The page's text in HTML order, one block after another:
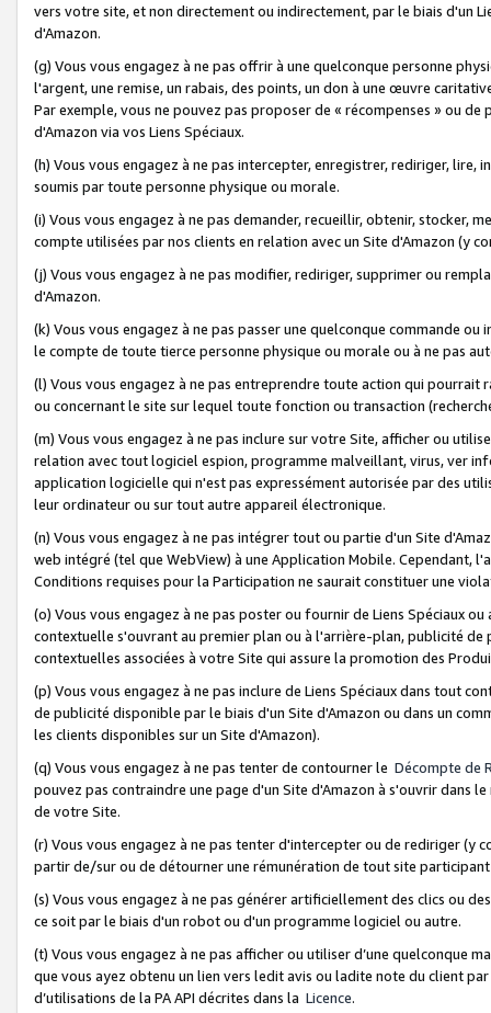
vers votre site, et non directement ou indirectement, par le biais d'un
d'Amazon.
(g) Vous vous engagez à ne pas offrir à une quelconque personne
l'argent, une remise, un rabais, des points, un don à une œuvre
Par exemple, vous ne pouvez pas proposer de « récompenses » ou
d'Amazon via vos Liens Spéciaux.
(h) Vous vous engagez à ne pas intercepter, enregistrer, rediriger,
soumis par toute personne physique ou morale.
(i) Vous vous engagez à ne pas demander, recueillir, obtenir, stocker,
compte utilisées par nos clients en relation avec un Site d'Amazon (y
(j) Vous vous engagez à ne pas modifier, rediriger, supprimer ou
d'Amazon.
(k) Vous vous engagez à ne pas passer une quelconque commande
le compte de toute tierce personne physique ou morale ou à ne pas
(l) Vous vous engagez à ne pas entreprendre toute action qui
ou concernant le site sur lequel toute fonction ou transaction
(m) Vous vous engagez à ne pas inclure sur votre Site, afficher ou
relation avec tout logiciel espion, programme malveillant, virus, ver
application logicielle qui n'est pas expressément autorisée par des
leur ordinateur ou sur tout autre appareil électronique.
(n) Vous vous engagez à ne pas intégrer tout ou partie d'un Site
web intégré (tel que WebView) à une Application Mobile. Cependant,
Conditions requises pour la Participation ne saurait constituer une
(o) Vous vous engagez à ne pas poster ou fournir de Liens Spéciaux
contextuelle s'ouvrant au premier plan ou à l'arrière-plan, publicité
contextuelles associées à votre Site qui assure la promotion des
(p) Vous vous engagez à ne pas inclure de Liens Spéciaux dans tout
de publicité disponible par le biais d'un Site d'Amazon ou dans un
les clients disponibles sur un Site d'Amazon).
(q) Vous vous engagez à ne pas tenter de contourner le Décompte de
pouvez pas contraindre une page d'un Site d'Amazon à s'ouvrir dans
de votre Site.
(r) Vous vous engagez à ne pas tenter d'intercepter ou de rediriger
partir de/sur ou de détourner une rémunération de tout site
(s) Vous vous engagez à ne pas générer artificiellement des clics ou
ce soit par le biais d'un robot ou d'un programme logiciel ou autre.
(t) Vous vous engagez à ne pas afficher ou utiliser d’une quelconque
que vous ayez obtenu un lien vers ledit avis ou ladite note du client
d’utilisations de la PA API décrites dans la Licence.